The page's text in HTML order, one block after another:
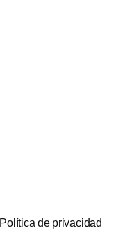
Política de privacidad